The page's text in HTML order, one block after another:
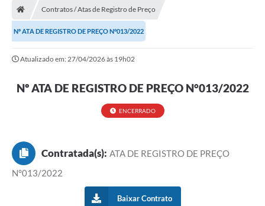
Contratos / Atas de Registro de Preço
Nº ATA DE REGISTRO DE PREÇO N°013/2022
Atualizado em: 27/04/2026 às 19h02
Nº ATA DE REGISTRO DE PREÇO N°013/2022
ENCERRADO
Contratada(s): ATA DE REGISTRO DE PREÇO
N°013/2022
Baixar Contrato